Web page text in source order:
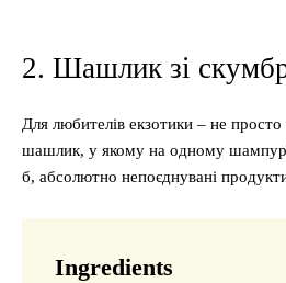
2. Шашлик зі
Для любителів екзотики – не
шашлик, у якому на одному
б, абсолютно непоєднувані
Ingredients